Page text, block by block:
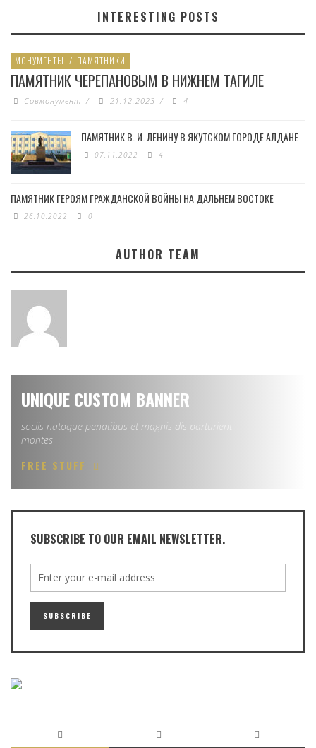
INTERESTING POSTS
МОНУМЕНТЫ / ПАМЯТНИКИ
ПАМЯТНИК ЧЕРЕПАНОВЫМ В НИЖНЕМ ТАГИЛЕ
Совмонумент / 21.12.2023 / 4
ПАМЯТНИК В. И. ЛЕНИНУ В ЯКУТСКОМ ГОРОДЕ АЛДАНЕ
07.11.2022 4
ПАМЯТНИК ГЕРОЯМ ГРАЖДАНСКОЙ ВОЙНЫ НА ДАЛЬНЕМ ВОСТОКЕ
26.10.2022 0
AUTHOR TEAM
UNIQUE CUSTOM BANNER
sociis natoque penatibus et magnis dis parturient
montes
FREE STUFF
SUBSCRIBE TO OUR EMAIL NEWSLETTER.